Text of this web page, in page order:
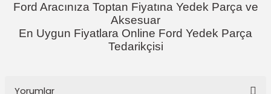
Ford Aracınıza Toptan Fiyatına Yedek Parça ve
Aksesuar
En Uygun Fiyatlara Online Ford Yedek Parça
Tedarikçisi
Yorumlar